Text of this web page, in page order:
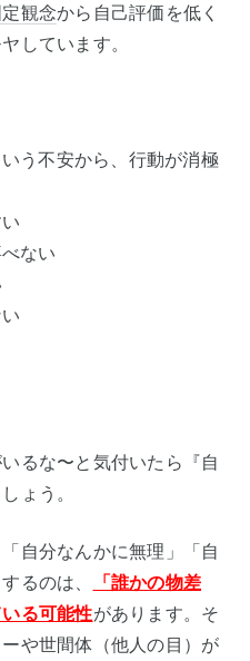
観念から自己評価を低く
しています。
う不安から、行動が消極
ない
るな〜と気付いたら『自
ょう。
自分なんかに無理」「自
るのは、
「誰かの物差
る可能性があります。そ
や世間体（他人の目）が